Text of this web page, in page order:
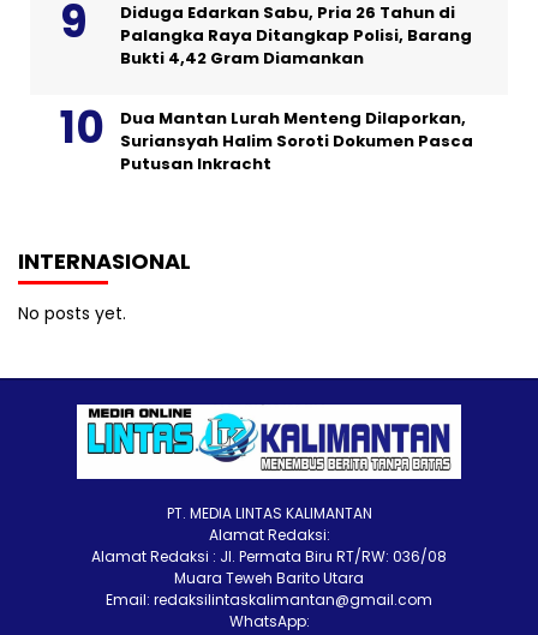
Diduga Edarkan Sabu, Pria 26 Tahun di
Palangka Raya Ditangkap Polisi, Barang
Bukti 4,42 Gram Diamankan
Dua Mantan Lurah Menteng Dilaporkan,
Suriansyah Halim Soroti Dokumen Pasca
Putusan Inkracht
INTERNASIONAL
No posts yet.
PT. MEDIA LINTAS KALIMANTAN
Alamat Redaksi:
Alamat Redaksi : Jl. Permata Biru RT/RW: 036/08
Muara Teweh Barito Utara
Email: redaksilintaskalimantan@gmail.com
WhatsApp: